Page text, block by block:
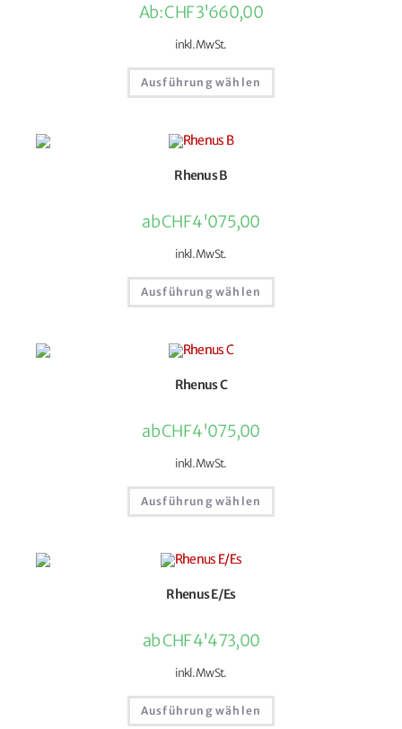
Ab:CHF3'660,00
inkl. MwSt.
Ausführung wählen
Rhenus B
abCHF4'075,00
inkl. MwSt.
Ausführung wählen
Rhenus C
abCHF4'075,00
inkl. MwSt.
Ausführung wählen
Rhenus E/Es
abCHF4'473,00
inkl. MwSt.
Ausführung wählen